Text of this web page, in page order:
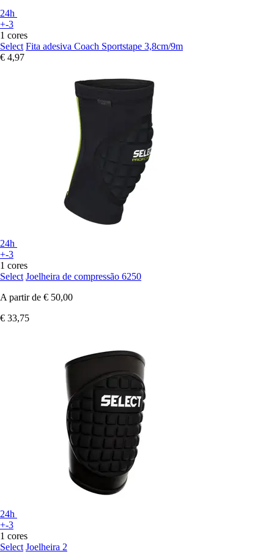
24h
+-3
1 cores
Select Fita adesiva Coach Sportstape 3,8cm/9m
€ 4,97
24h
+-3
1 cores
Select Joelheira de compressão 6250
A partir de € 50,00
€ 33,75
24h
+-3
1 cores
Select Joelheira 2